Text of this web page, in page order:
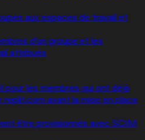
aux espaces de travail et
d’un groupe et les
attribués
pour les membres qui ont déjà
avant la mise en place
être provisionnés avec SCIM